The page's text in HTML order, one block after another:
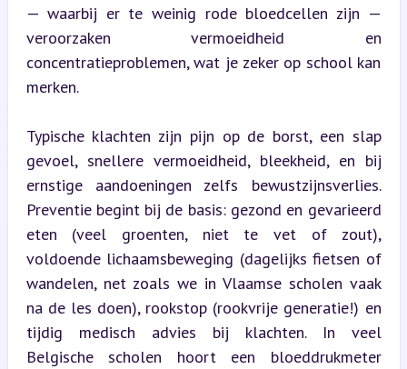
— waarbij er te weinig rode bloedcellen zijn —
veroorzaken vermoeidheid en
concentratieproblemen, wat je zeker op school kan
merken.
Typische klachten zijn pijn op de borst, een slap
gevoel, snellere vermoeidheid, bleekheid, en bij
ernstige aandoeningen zelfs bewustzijnsverlies.
Preventie begint bij de basis: gezond en gevarieerd
eten (veel groenten, niet te vet of zout),
voldoende lichaamsbeweging (dagelijks fietsen of
wandelen, net zoals we in Vlaamse scholen vaak
na de les doen), rookstop (rookvrije generatie!) en
tijdig medisch advies bij klachten. In veel
Belgische scholen hoort een bloeddrukmeter